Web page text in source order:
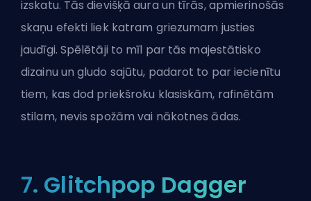
izskatu. Tās dievišķā aura un tīrās, apmierinošās
skaņu efekti liek katram griezumam justies
jaudīgi. Spēlētāji to mīl par tās majestātisko
dizainu un gludo sajūtu, padarot to par iecienītu
tiem, kas dod priekšroku klasiskām, rafinētām
stilam, nevis spožām vai nākotnes ādas.
7. Glitchpop Dagger